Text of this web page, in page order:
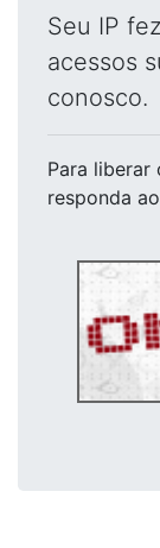
Seu IP
acessos
conosco.
Para liberar
responda